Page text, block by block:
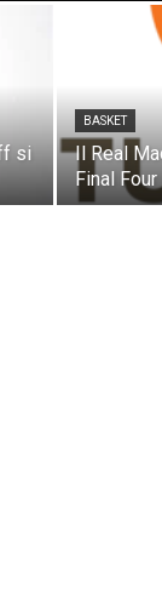
si
BASKET
Il Real
Final